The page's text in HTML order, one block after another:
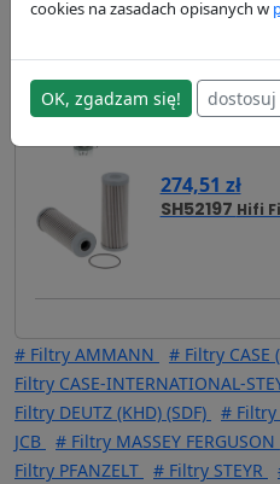
207,88 zł
HD722Mann
274,51 zł
SH52197 Hifi
# Filtry AMMANN # Filtry CASE
Filtry CASE-INTERNATIONAL-
Filtry DEUTZ (KHD) (SDF)
# Filtry
JCB
# Filtry MASSEY FERGUSON
Filtry PFANZELT
# Filtry STEYR
cookies na zasadach opisanych w
OK, zgadzam się!